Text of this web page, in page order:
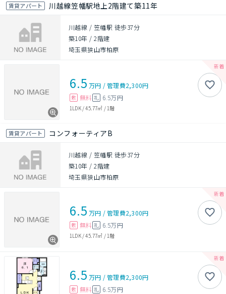
賃貸アパート 川越線笠幡駅地上2階建て築11年
川越線 / 笠幡駅 徒歩37分
築10年 /2階建
埼玉県狭山市柏原
6.5 万円 /管理費2,300円
敷 無料 礼 6.5万円
1LDK/45.77㎡ / 1階
賃貸アパート コンフォーティアB
川越線 / 笠幡駅 徒歩37分
築10年 /2階建
埼玉県狭山市柏原
6.5 万円 /管理費2,300円
敷 無料 礼 6.5万円
1LDK/45.77㎡ / 1階
6.5 万円 /管理費2,300円
敷 無料 礼 6.5万円